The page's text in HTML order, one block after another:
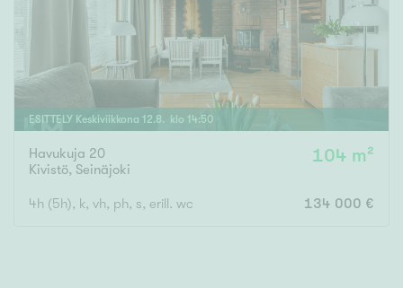
000 000 €
Pinta-ala
Asuinpinta-ala
ESITTELY Keskiviikkona 12.8. klo 14:50
Havukuja 20
Kivistö, Seinäjoki
104 m²
4h (5h), k, vh, ph, s, erill. wc 134 000 €